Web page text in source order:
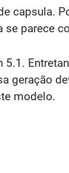
capsula.
parece
geração
modelo.